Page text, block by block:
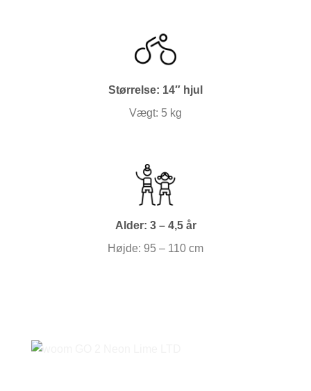
Størrelse: 14″ hjul
Vægt: 5 kg
Alder: 3 – 4,5 år
Højde: 95 – 110 cm